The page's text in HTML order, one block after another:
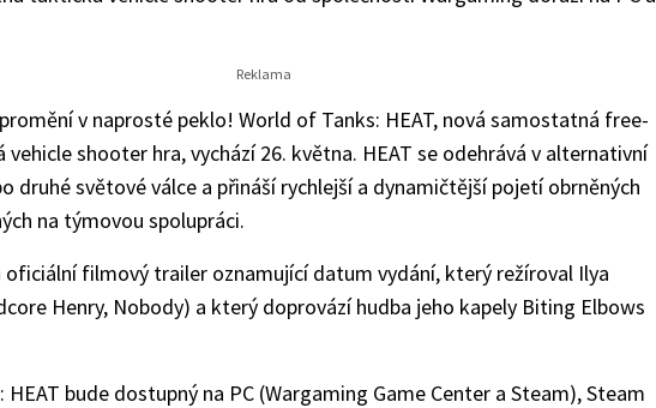
v naprosté peklo! World of Tanks: HEAT, nová samostatná free-
shooter hra, vychází 26. května. HEAT se odehrává v alternativní
druhé světové válce a přináší rychlejší a dynamičtější pojetí obrněných
na týmovou spolupráci.
oficiální filmový trailer oznamující datum vydání, který režíroval Ilya
Henry, Nobody) a který doprovází hudba jeho kapely Biting Elbows
bude dostupný na PC (Wargaming Game Center a Steam), Steam